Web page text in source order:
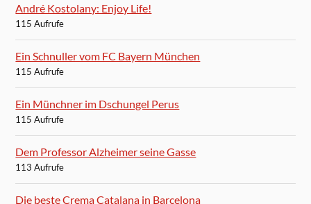
André Kostolany: Enjoy Life!
115 Aufrufe
Ein Schnuller vom FC Bayern München
115 Aufrufe
Ein Münchner im Dschungel Perus
115 Aufrufe
Dem Professor Alzheimer seine Gasse
113 Aufrufe
Die beste Crema Catalana in Barcelona